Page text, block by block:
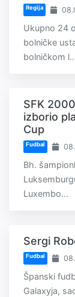
Regija
Ukupno 24
bolničke
bolničkom
SFK
izborio
Cup
Fudbal
Bh.
Luxembo...
Sergi
Fudbal
Španski
Galaxyja,